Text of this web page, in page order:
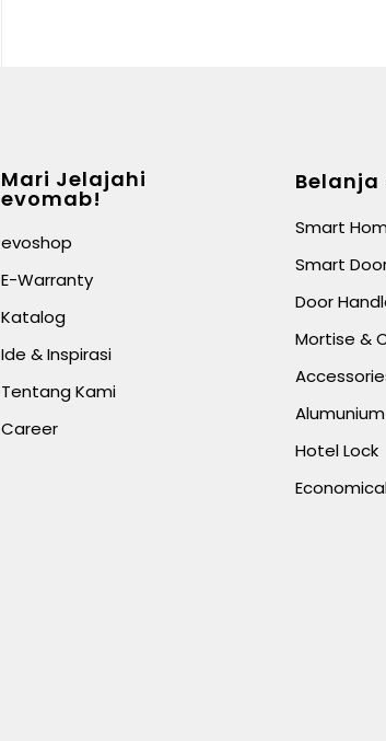
Mari Jelajahi
evomab!
evoshop
E-Warranty
Katalog
Ide & Inspirasi
Tentang Kami
Career
Belanja
Smart
Smart
Door
Mortise &
Hotel Lock